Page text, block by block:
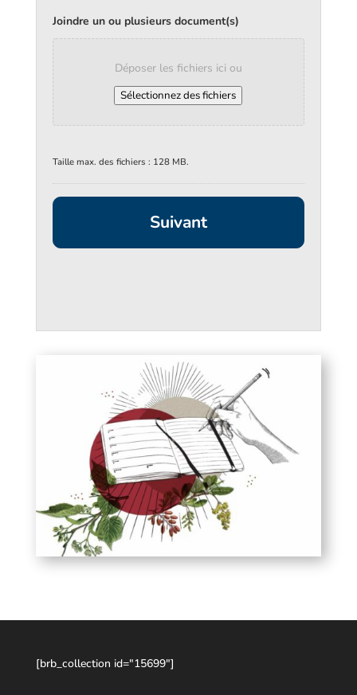
Joindre un ou plusieurs document(s)
Déposer les fichiers ici ou
Sélectionnez des fichiers
Taille max. des fichiers : 128 MB.
[brb_collection id="15699"]